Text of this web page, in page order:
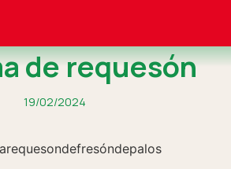
de requesón
19/02/2024